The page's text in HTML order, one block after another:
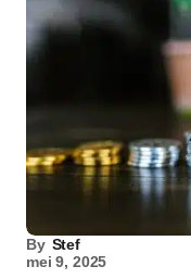
By Stef
mei 9, 2025